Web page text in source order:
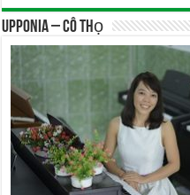
UPPONIA – Cô Thọ